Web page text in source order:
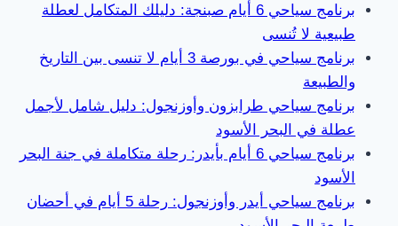
برنامج سياحي 6 أيام صبنجة: دليلك المتكامل لعطلة
طبيعية لا تُنسى
برنامج سياحي في بورصة 3 أيام لا تنسى بين التاريخ
والطبيعة
برنامج سياحي طرابزون وأوزنجول: دليل شامل لأجمل
عطلة في البحر الأسود
برنامج سياحي 6 أيام بأيدر: رحلة متكاملة في جنة البحر
الأسود
برنامج سياحي أيدر وأوزنجول: رحلة 5 أيام في أحضان